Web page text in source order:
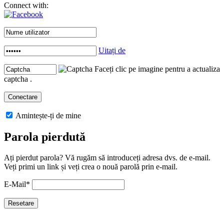
Connect with:
Uitați de
Faceți clic pe imagine pentru a actualiza
captcha .
Amintește-ți de mine
Parola pierdută
Ați pierdut parola? Vă rugăm să introduceți adresa dvs. de e-mail.
Veți primi un link și veți crea o nouă parolă prin e-mail.
E-Mail*